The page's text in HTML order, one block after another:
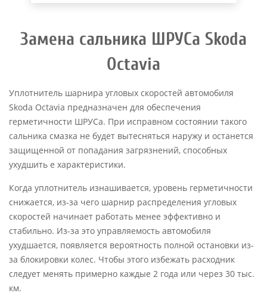
Замена сальника ШРУСа Skoda
Octavia
Уплотнитель шарнира угловых скоростей автомобиля
Skoda Octavia предназначен для обеспечения
герметичности ШРУСа. При исправном состоянии такого
сальника смазка не будет вытесняться наружу и останется
защищенной от попадания загрязнений, способных
ухудшить е характеристики.
Когда уплотнитель изнашивается, уровень герметичности
снижается, из-за чего шарнир распределения угловых
скоростей начинает работать менее эффективно и
стабильно. Из-за это управляемость автомобиля
ухудшается, появляется вероятность полной остановки из-
за блокировки колес. Чтобы этого избежать расходник
следует менять примерно каждые 2 года или через 30 тыс.
км.